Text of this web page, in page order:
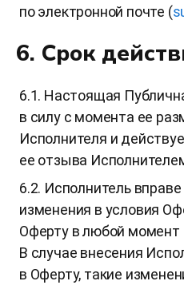
по электронной почте (
6. Срок
6.1. Настоящая
в силу с момента ее
Исполнителя и
ее отзыва
6.2. Исполнитель
изменения в условия
Оферту в любой
В случае внесения
в Оферту, такие